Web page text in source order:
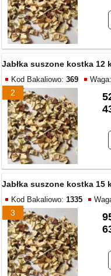
2
Jabłka suszone kostka 12
Kod Bakaliowo:369
3
Jabłka suszone kostka 15
Kod Bakaliowo:1335